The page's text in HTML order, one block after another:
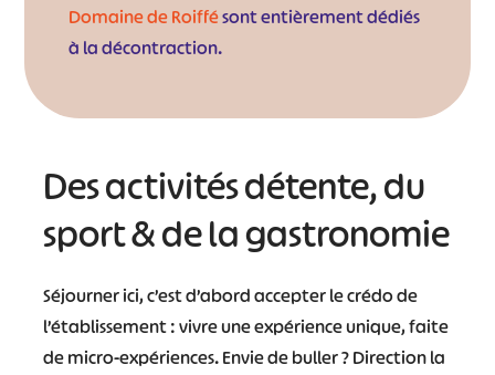
Domaine de Roiffésont entièrement dédiés
à la décontraction.
Des activités détente, du
sport & de la gastronomie
Séjourner ici, c’est d’abord accepter le crédo de
l’établissement : vivre une expérience unique, faite
de micro-expériences. Envie de buller ? Direction la